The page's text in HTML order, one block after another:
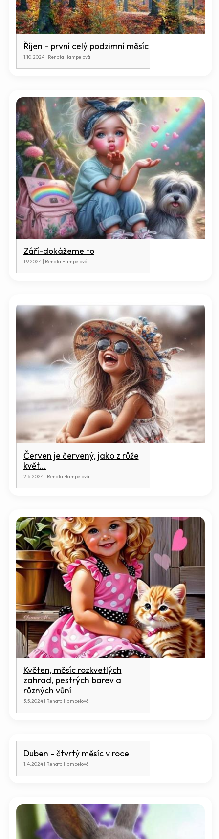
Říjen - první celý podzimní měsíc
1.10.2024 | Renata Hampelová
Září-dokážeme to
1.9.2024 | Renata Hampelová
Červen je červený, jako z růže
květ...
2.6.2024 | Renata Hampelová
Květen, měsíc rozkvetlých
zahrad, pestrých barev a
různých vůní
3.5.2024 | Renata Hampelová
Duben - čtvrtý měsíc v roce
1.4.2024 | Renata Hampelová